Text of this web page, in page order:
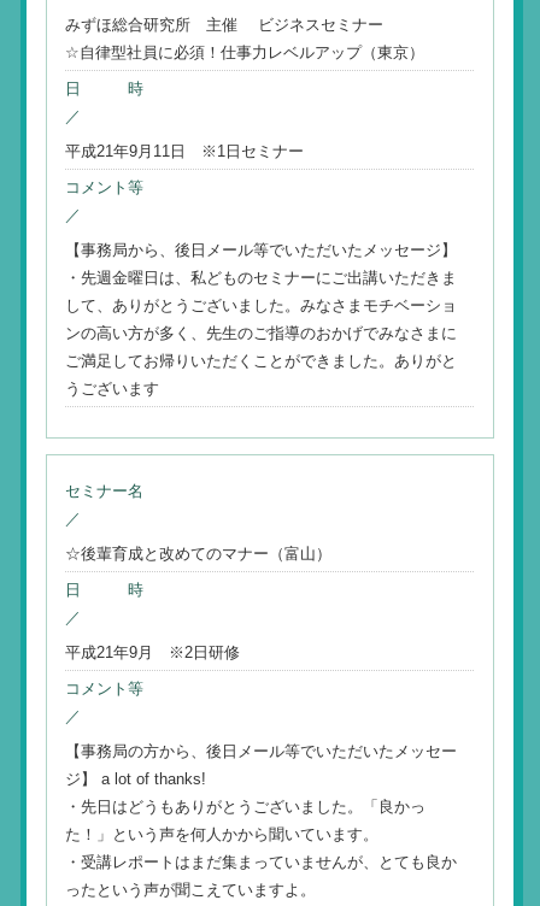
みずほ総合研究所 主催 ビジネスセミナー
☆自律型社員に必須！仕事力レベルアップ（東京）
日 時
／
平成21年9月11日 ※1日セミナー
コメント等
／
【事務局から、後日メール等でいただいたメッセージ】
・先週金曜日は、私どものセミナーにご出講いただきま
して、ありがとうございました。みなさまモチベーショ
ンの高い方が多く、先生のご指導のおかげでみなさまに
ご満足してお帰りいただくことができました。ありがと
うございます
セミナー名
／
☆後輩育成と改めてのマナー（富山）
日 時
／
平成21年9月 ※2日研修
コメント等
／
【事務局の方から、後日メール等でいただいたメッセー
ジ】 a lot of thanks!
・先日はどうもありがとうございました。「良かっ
た！」という声を何人かから聞いています。
・受講レポートはまだ集まっていませんが、とても良か
ったという声が聞こえていますよ。